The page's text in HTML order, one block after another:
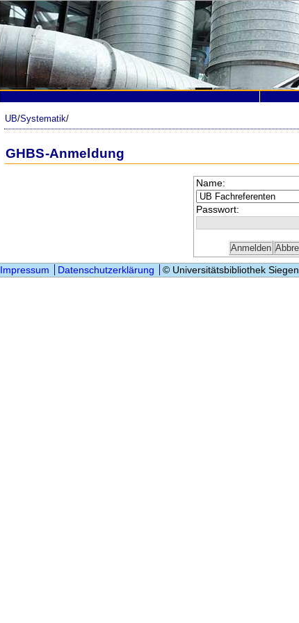
UB/Systematik/
GHBS-Anmeldung
Name:
Passwort:
Impressum Datenschutzerklärung © Universitätsbibliothek Siegen